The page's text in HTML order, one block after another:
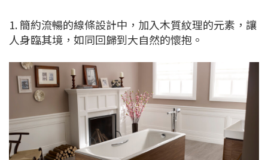
1. 簡約流暢的線條設計中，加入木質紋理的元素，讓
人身臨其境，如同回歸到大自然的懷抱。